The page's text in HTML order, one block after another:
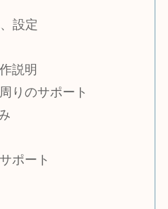
設定
説明
りのサポート
ポート